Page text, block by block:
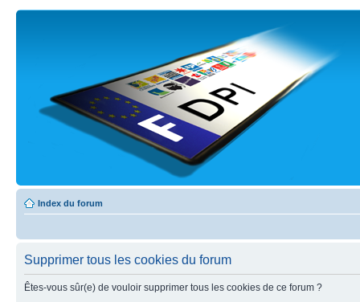
Index du forum
Supprimer tous les cookies du forum
Êtes-vous sûr(e) de vouloir supprimer tous les cookies de ce forum ?